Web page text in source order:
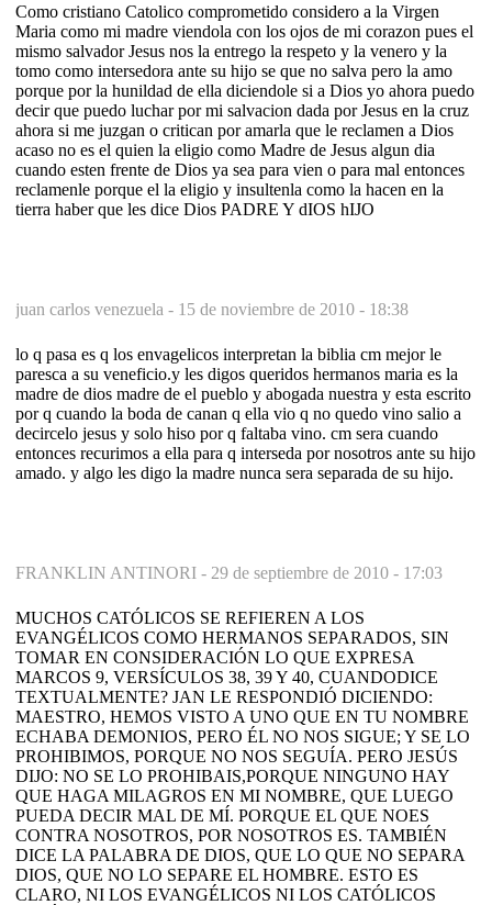
Como cristiano Catolico comprometido considero a la Virgen
Maria como mi madre viendola con los ojos de mi corazon pues el
mismo salvador Jesus nos la entrego la respeto y la venero y la
tomo como intersedora ante su hijo se que no salva pero la amo
porque por la hunildad de ella diciendole si a Dios yo ahora puedo
decir que puedo luchar por mi salvacion dada por Jesus en la cruz
ahora si me juzgan o critican por amarla que le reclamen a Dios
acaso no es el quien la eligio como Madre de Jesus algun dia
cuando esten frente de Dios ya sea para vien o para mal entonces
reclamenle porque el la eligio y insultenla como la hacen en la
tierra haber que les dice Dios PADRE Y dIOS hIJO
juan carlos venezuela - 15 de noviembre de 2010 - 18:38
lo q pasa es q los envagelicos interpretan la biblia cm mejor le
paresca a su veneficio.y les digos queridos hermanos maria es la
madre de dios madre de el pueblo y abogada nuestra y esta escrito
por q cuando la boda de canan q ella vio q no quedo vino salio a
decircelo jesus y solo hiso por q faltaba vino. cm sera cuando
entonces recurimos a ella para q interseda por nosotros ante su hijo
amado. y algo les digo la madre nunca sera separada de su hijo.
FRANKLIN ANTINORI - 29 de septiembre de 2010 - 17:03
MUCHOS CATÓLICOS SE REFIEREN A LOS
EVANGÉLICOS COMO HERMANOS SEPARADOS, SIN
TOMAR EN CONSIDERACIÓN LO QUE EXPRESA
MARCOS 9, VERSÍCULOS 38, 39 Y 40, CUANDODICE
TEXTUALMENTE? JAN LE RESPONDIÓ DICIENDO:
MAESTRO, HEMOS VISTO A UNO QUE EN TU NOMBRE
ECHABA DEMONIOS, PERO ÉL NO NOS SIGUE; Y SE LO
PROHIBIMOS, PORQUE NO NOS SEGUÍA. PERO JESÚS
DIJO: NO SE LO PROHIBAIS,PORQUE NINGUNO HAY
QUE HAGA MILAGROS EN MI NOMBRE, QUE LUEGO
PUEDA DECIR MAL DE MÍ. PORQUE EL QUE NOES
CONTRA NOSOTROS, POR NOSOTROS ES. TAMBIÉN
DICE LA PALABRA DE DIOS, QUE LO QUE NO SEPARA
DIOS, QUE NO LO SEPARE EL HOMBRE. ESTO ES
CLARO, NI LOS EVANGÉLICOS NI LOS CATÓLICOS